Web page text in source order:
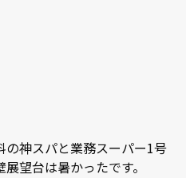
神スパと業務スーパー1号
望台は暑かったです。